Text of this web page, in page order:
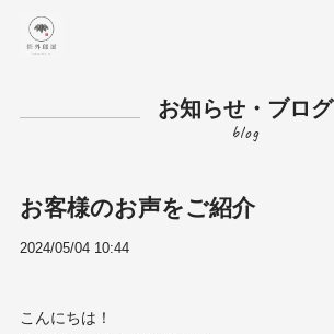
お知らせ・ブログ
お客様のお声をご紹介
2024/05/04 10:44
こんにちは！